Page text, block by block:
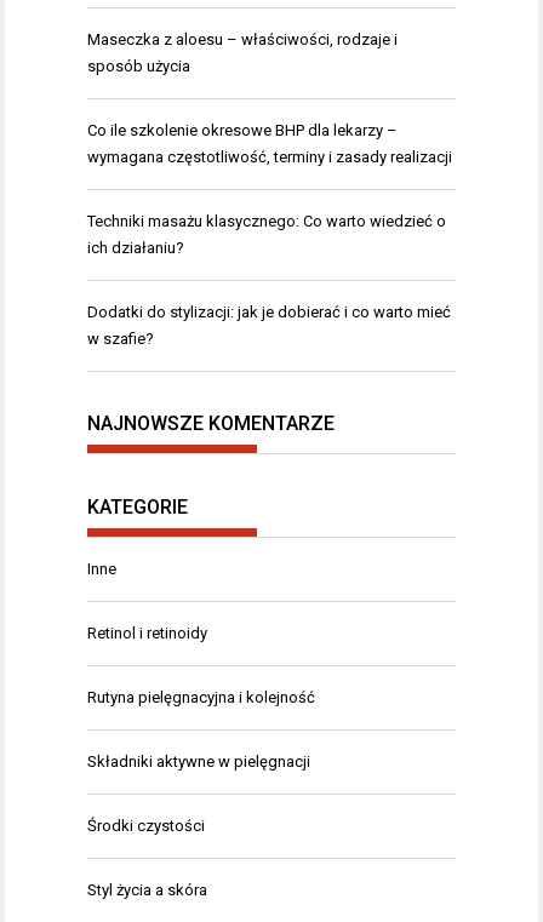
Maseczka z aloesu – właściwości, rodzaje i
sposób użycia
Co ile szkolenie okresowe BHP dla lekarzy –
wymagana częstotliwość, terminy i zasady realizacji
Techniki masażu klasycznego: Co warto wiedzieć o
ich działaniu?
Dodatki do stylizacji: jak je dobierać i co warto mieć
w szafie?
NAJNOWSZE KOMENTARZE
KATEGORIE
Inne
Retinol i retinoidy
Rutyna pielęgnacyjna i kolejność
Składniki aktywne w pielęgnacji
Środki czystości
Styl życia a skóra